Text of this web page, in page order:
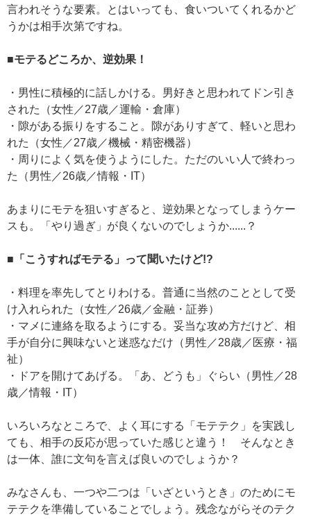
言われそうな要素。とはいっても、食いついてくれるかど
うかは相手次第ですね。
■モテるどころか、逆効果！
・男性に積極的に話しかける。男好きと思われてドン引き
された（女性／27歳／運輸・倉庫）
・隙がある振りをすること。隙がありすぎて、軽いと思わ
れた（女性／27歳／機械・精密機器）
・周りによく気を使うようにした。ただのいい人で終わっ
た（男性／26歳／情報・IT）
あまりにモテを狙いすぎると、逆効果となってしまうケー
スも。「やり過ぎ」が良くないのでしょうか......？
■「こうすればモテる」って聞いたけど!?
・料理を率先してとりわける。普通に当然のこととして受
け入れられた（女性／26歳／金融・証券）
・マメに連絡を取るようにする。妥当な攻め方だけど、相
手が自分に興味ないと迷惑なだけ（男性／28歳／医療・福
祉）
・ドアを開けてあげる。「あ、どうも」ぐらい（男性／28
歳／情報・IT）
いろいろなところで、よく耳にする「モテテク」を実践し
ても、相手の反応が思っていた感じと違う！ そんなとき
は一体、誰に文句を言えば良いのでしょうか？
みなさんも、一つや二つは「いざというとき」のためにモ
テテクを準備していることでしょう。残念ながらそのテク